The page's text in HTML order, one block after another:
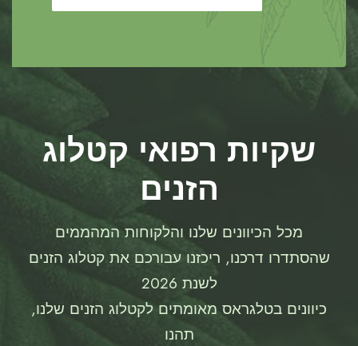
שקיות רפואי קטלוג
הזנים
מכל הכיוונים שלנו והלקוחות המהממים
שהסתדרו דרכנו, ריכזנו עבורכם את קטלוג הזנים
לשנת 2026
כיוונים בטלגראס מאומתים לקטלוג הזנים שלנו,
תהנו